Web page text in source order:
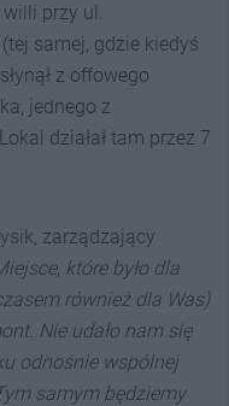
przy ul.
samej, gdzie kiedyś
z offowego
jednego z
działał tam przez 7
zarządzający
które było dla
również dla Was)
Nie udało nam się
odnośnie wspólnej
samym będziemy